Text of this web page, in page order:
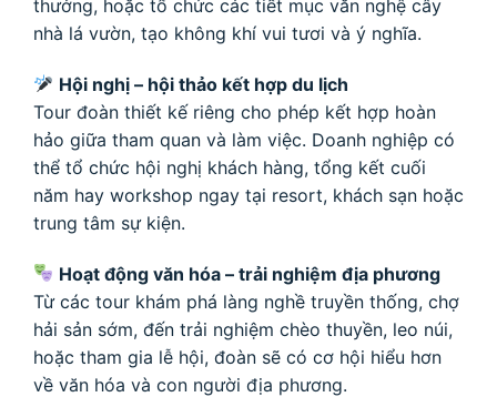
thưởng, hoặc tổ chức các tiết mục văn nghệ cây
nhà lá vườn, tạo không khí vui tươi và ý nghĩa.
Hội nghị – hội thảo kết hợp du lịch
Tour đoàn thiết kế riêng cho phép kết hợp hoàn
hảo giữa tham quan và làm việc. Doanh nghiệp có
thể tổ chức hội nghị khách hàng, tổng kết cuối
năm hay workshop ngay tại resort, khách sạn hoặc
trung tâm sự kiện.
Hoạt động văn hóa – trải nghiệm địa phương
Từ các tour khám phá làng nghề truyền thống, chợ
hải sản sớm, đến trải nghiệm chèo thuyền, leo núi,
hoặc tham gia lễ hội, đoàn sẽ có cơ hội hiểu hơn
về văn hóa và con người địa phương.